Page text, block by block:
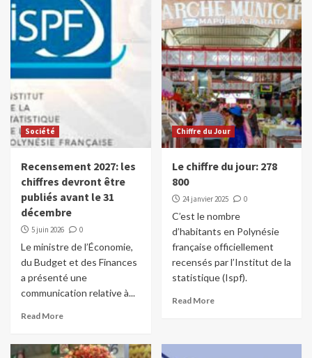
Société
Recensement 2027: les
chiffres devront être
publiés avant le 31
décembre
5 juin 2026 0
Le ministre de l’Économie,
du Budget et des Finances
a présenté une
communication relative à...
Read More
Chiffre du Jour
Le chiffre du jour: 278
800
24 janvier 2025 0
C’est le nombre
d’habitants en Polynésie
française officiellement
recensés par l’Institut de la
statistique (Ispf).
Read More